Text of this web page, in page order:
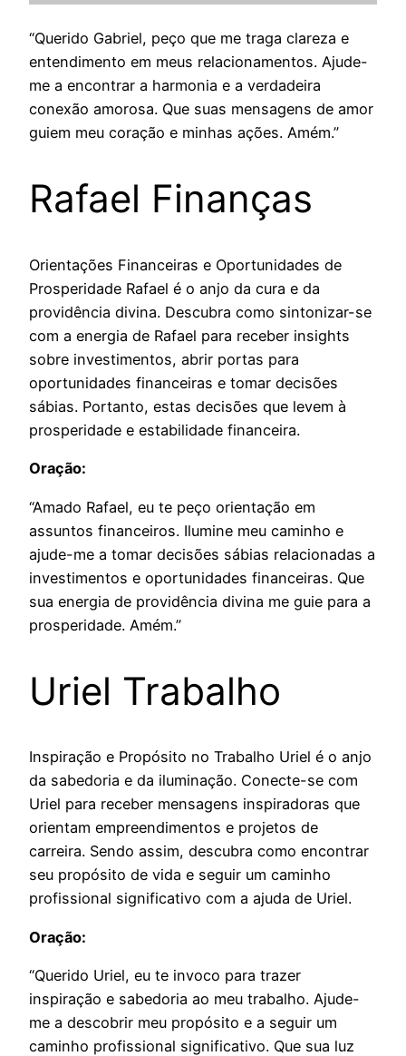
“Querido Gabriel, peço que me traga clareza e
entendimento em meus relacionamentos. Ajude-
me a encontrar a harmonia e a verdadeira
conexão amorosa. Que suas mensagens de amor
guiem meu coração e minhas ações. Amém.”
Rafael Finanças
Orientações Financeiras e Oportunidades de
Prosperidade Rafael é o anjo da cura e da
providência divina. Descubra como sintonizar-se
com a energia de Rafael para receber insights
sobre investimentos, abrir portas para
oportunidades financeiras e tomar decisões
sábias. Portanto, estas decisões que levem à
prosperidade e estabilidade financeira.
Oração:
“Amado Rafael, eu te peço orientação em
assuntos financeiros. Ilumine meu caminho e
ajude-me a tomar decisões sábias relacionadas a
investimentos e oportunidades financeiras. Que
sua energia de providência divina me guie para a
prosperidade. Amém.”
Uriel Trabalho
Inspiração e Propósito no Trabalho Uriel é o anjo
da sabedoria e da iluminação. Conecte-se com
Uriel para receber mensagens inspiradoras que
orientam empreendimentos e projetos de
carreira. Sendo assim, descubra como encontrar
seu propósito de vida e seguir um caminho
profissional significativo com a ajuda de Uriel.
Oração:
“Querido Uriel, eu te invoco para trazer
inspiração e sabedoria ao meu trabalho. Ajude-
me a descobrir meu propósito e a seguir um
caminho profissional significativo. Que sua luz